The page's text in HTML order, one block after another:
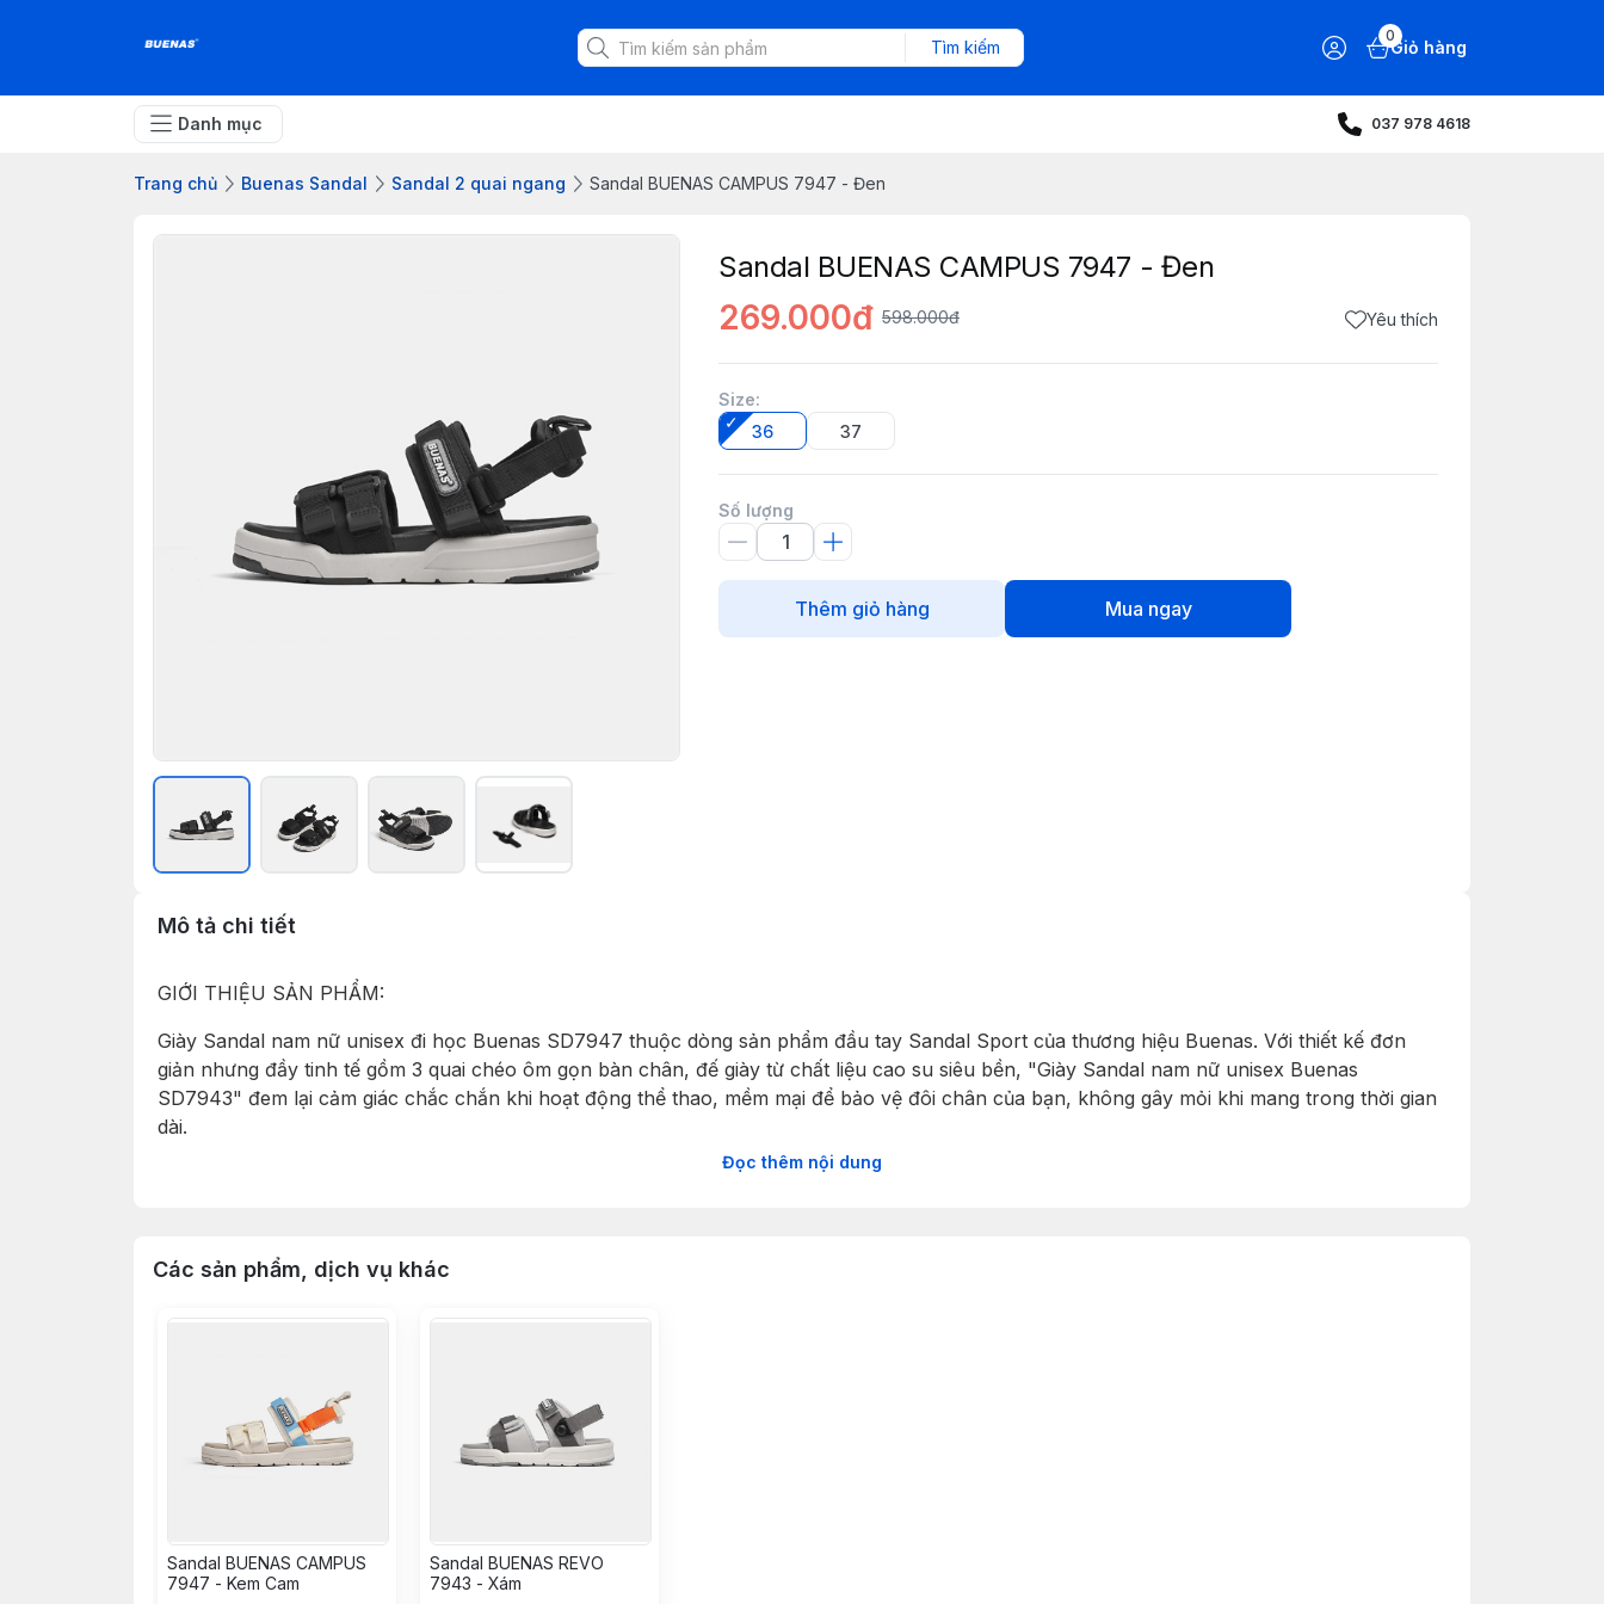
Tìm kiếm
0
Giỏ hàng
Danh mục 037 978 4618
Trang chủ Buenas Sandal Sandal 2 quai ngang Sandal BUENAS CAMPUS 7947 - Đen
Sandal BUENAS CAMPUS 7947 - Đen
269.000đ 598.000đ Yêu thích
Size:
36
37
Số lượng
Thêm giỏ hàng Mua ngay
Mô tả chi tiết
GIỚI THIỆU SẢN PHẨM:
Giày Sandal nam nữ unisex đi học Buenas SD7947 thuộc dòng sản phẩm đầu tay Sandal Sport của thương hiệu Buenas. Với thiết kế đơn
giản nhưng đầy tinh tế gồm 3 quai chéo ôm gọn bàn chân, đế giày từ chất liệu cao su siêu bền, "Giày Sandal nam nữ unisex Buenas
SD7943" đem lại cảm giác chắc chắn khi hoạt động thể thao, mềm mại để bảo vệ đôi chân của bạn, không gây mỏi khi mang trong thời gian
dài.
Sandals "Giày Sandal nam nữ unisex Buenas SD7947" có nhiều size chuẩn dành cho Nam và Nữ, cùng với đó là sự kết hợp nhiều màu sắc
MÔ TẢ SẢN PHẨM:
Đọc thêm nội dung
Các sản phẩm, dịch vụ khác
Sandal BUENAS CAMPUS
7947 - Kem Cam
Sandal BUENAS REVO
7943 - Xám